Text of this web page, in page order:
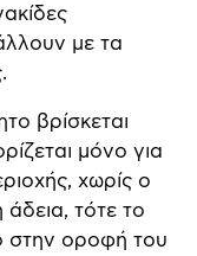
με τα
βρίσκεται
μόνο για
χωρίς ο
τότε το
στην οροφή του